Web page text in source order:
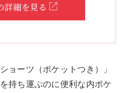
詳細を見る
ョーツ（ポケットつき）」
持ち運ぶのに便利な内ポケ